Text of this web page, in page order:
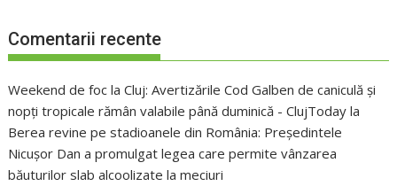
Comentarii recente
Weekend de foc la Cluj: Avertizările Cod Galben de caniculă și
nopți tropicale rămân valabile până duminică - ClujToday la
Berea revine pe stadioanele din România: Președintele
Nicușor Dan a promulgat legea care permite vânzarea
băuturilor slab alcoolizate la meciuri